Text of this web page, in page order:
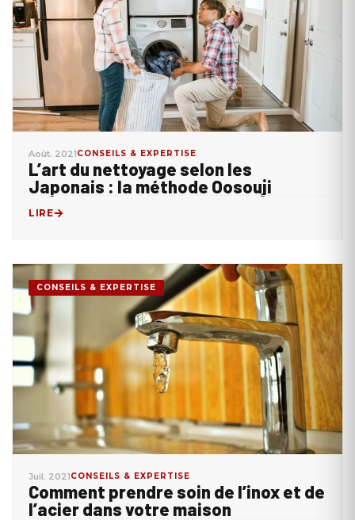
Août. 2021CONSEILS & EXPERTISE
L’art du nettoyage selon les
Japonais : la méthode Oosouji
LIRE
CONSEILS & EXPERTISE
Juil. 2021CONSEILS & EXPERTISE
Comment prendre soin de l’inox et de
l’acier dans votre maison